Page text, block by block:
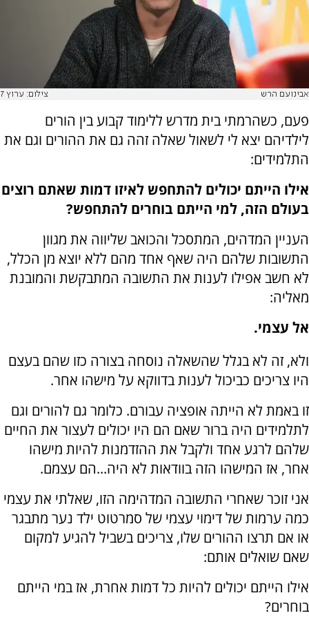
אבינועם הרש צילום: ערוץ 7
פעם, כשהרמתי בית מדרש ללימוד קבוע בין הורים
לילדיהם יצא לי לשאול שאלה זהה גם את ההורים וגם את
התלמידים:
אילו הייתם יכולים להתחפש לאיזו דמות שאתם רוצים
בעולם הזה, למי הייתם בוחרים להתחפש?
העניין המדהים, המתסכל והכואב שליווה את מגוון
התשובות שלהם היה שאף אחד מהם ללא יוצא מן הכלל,
לא חשב אפילו לענות את התשובה המתבקשת והמובנת
מאליה:
אל עצמי.
ולא, זה לא בגלל שהשאלה נוסחה בצורה כזו שהם בעצם
היו צריכים כביכול לענות בדווקא על מישהו אחר.
זו באמת לא הייתה אופציה עבורם. כלומר גם להורים וגם
לתלמידים היה ברור שאם הם היו יכולים לעצור את החיים
שלהם לרגע אחד ולקבל את ההזדמנות להיות מישהו
אחר, אז המישהו הזה בוודאות לא היה...הם עצמם.
אני זוכר שאחרי התשובה המדהימה הזו, שאלתי את עצמי
כמה ערמות של דימוי עצמי של סמרטוט ילד נער מתבגר
או אם תרצו ההורים שלו, צריכים בשביל להגיע למקום
שאם שואלים אותם:
אילו הייתם יכולים להיות כל דמות אחרת, אז במי הייתם
בוחרים?